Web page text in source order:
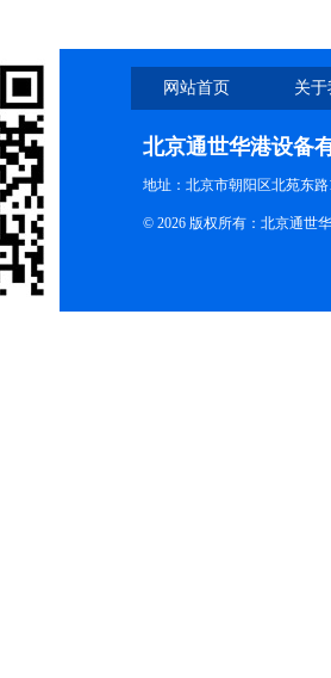
网站首页 关
北京通世华港设备
地址：北京市朝阳区北苑东路
© 2026 版权所有：北京通世